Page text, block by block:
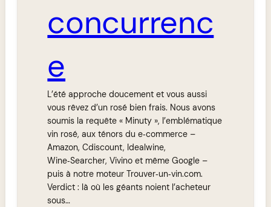
concurrenc
e
L’été approche doucement et vous aussi
vous rêvez d’un rosé bien frais. Nous avons
soumis la requête « Minuty », l’emblématique
vin rosé, aux ténors du e‑commerce –
Amazon, Cdiscount, Idealwine,
Wine‑Searcher, Vivino et même Google –
puis à notre moteur Trouver‑un‑vin.com.
Verdict : là où les géants noient l’acheteur
sous…